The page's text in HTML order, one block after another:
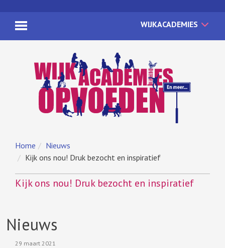
WIJKACADEMIES
Home
Nieuws
Kijk ons nou! Druk bezocht en inspiratief
Kijk ons nou! Druk bezocht en inspiratief
Nieuws
29 maart 2021